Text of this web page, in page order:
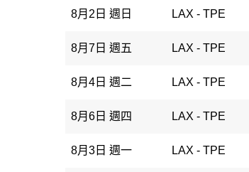
8月2日 週日 LAX - TPE
8月7日 週五 LAX - TPE
8月4日 週二 LAX - TPE
8月6日 週四 LAX - TPE
8月3日 週一 LAX - TPE